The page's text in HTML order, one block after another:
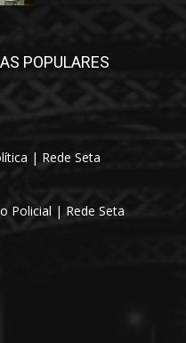
POPULARES
| Rede Seta
Policial | Rede Seta